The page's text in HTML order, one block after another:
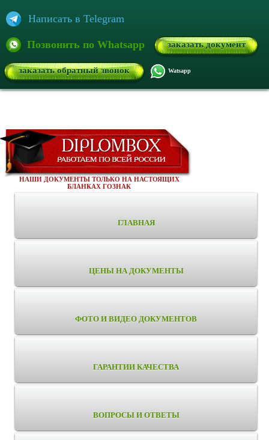
Написать в Telegram
Позвонить по Whatsapp заказать документ
заказать обратный звонок Watsapp
НАШИ ДОКУМЕНТЫ ТОЛЬКО НА НАСТОЯЩИХ
БЛАНКАХ ГОЗНАК
ГЛАВНАЯ
ЦЕНЫ НА ДОКУМЕНТЫ
ФОТО И ВИДЕО ДОКУМЕНТОВ
ГАРАНТИИ КАЧЕСТВА
ВОПРОСЫ И ОТВЕТЫ